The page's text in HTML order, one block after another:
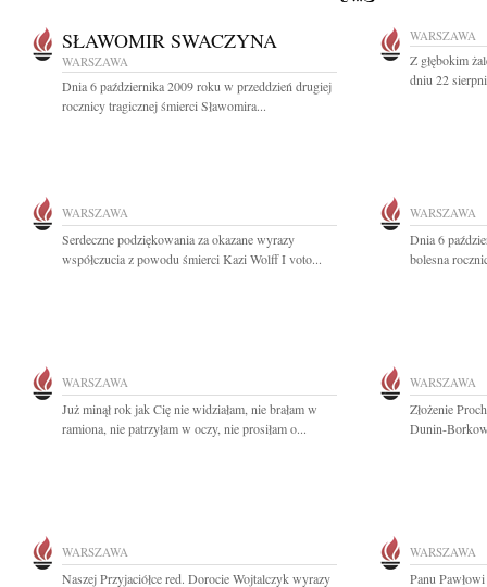
SŁAWOMIR SWACZYNA
WARSZAWA
Dnia 6 października 2009 roku w przeddzień drugiej
rocznicy tragicznej śmierci Sławomira...
WARSZAWA
Z głębokim
dniu 22
WARSZAWA
Serdeczne podziękowania za okazane wyrazy
współczucia z powodu śmierci Kazi Wolff I voto...
WARSZAWA
Dnia 6
bolesna
WARSZAWA
Już minął rok jak Cię nie widziałam, nie brałam w
ramiona, nie patrzyłam w oczy, nie prosiłam o...
WARSZAWA
Złożenie
Dunin-
WARSZAWA
Naszej Przyjaciółce red. Dorocie Wojtalczyk wyrazy
WARSZAWA
Panu